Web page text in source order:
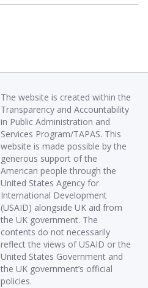
The website is created within the
Transparency and Accountability
in Public Administration and
Services Program/TAPAS. This
website is made possible by the
generous support of the
American people through the
United States Agency for
International Development
(USAID) alongside UK aid from
the UK government. The
contents do not necessarily
reflect the views of USAID or the
United States Government and
the UK government’s official
policies.